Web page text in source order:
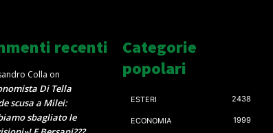
recenti
Colla on
Di Tella
scusa a Milei:
sbagliato le
Categorie
popolari
ESTERI 2438
ECONOMIA 1999